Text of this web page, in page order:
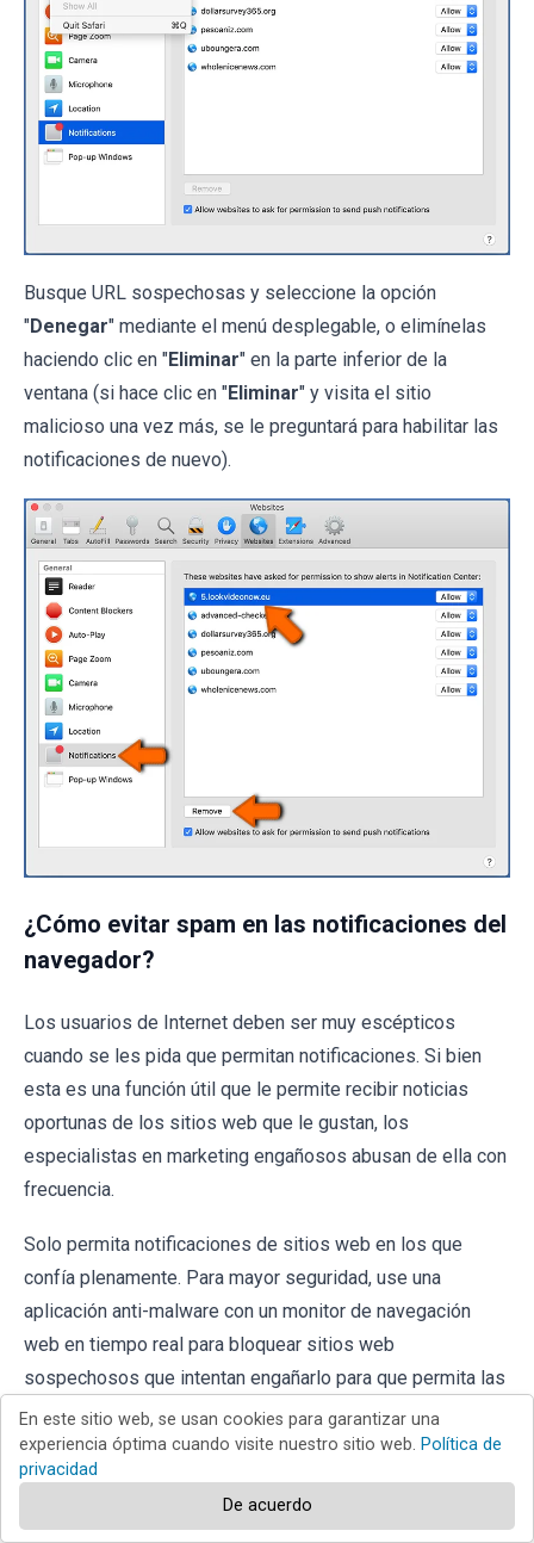
Busque URL sospechosas y seleccione la opción
"Denegar" mediante el menú desplegable, o elimínelas
haciendo clic en "Eliminar" en la parte inferior de la
ventana (si hace clic en "Eliminar" y visita el sitio
malicioso una vez más, se le preguntará para habilitar las
notificaciones de nuevo).
¿Cómo evitar spam en las notificaciones del
navegador?
Los usuarios de Internet deben ser muy escépticos
cuando se les pida que permitan notificaciones. Si bien
esta es una función útil que le permite recibir noticias
oportunas de los sitios web que le gustan, los
especialistas en marketing engañosos abusan de ella con
frecuencia.
Solo permita notificaciones de sitios web en los que
confía plenamente. Para mayor seguridad, use una
aplicación anti-malware con un monitor de navegación
web en tiempo real para bloquear sitios web
sospechosos que intentan engañarlo para que permita las
notificaciones de spam. Recomendamos usar Combo
Cleaner Antivirus para Android
Preguntas más frecuentes (FAQ)
En este sitio web, se usan cookies para garantizar una
experiencia óptima cuando visite nuestro sitio web. Política de
privacidad
De acuerdo